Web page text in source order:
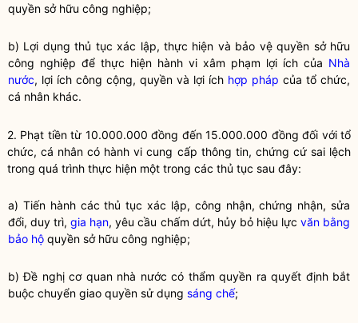
quyền sở hữu công nghiệp;
b) Lợi dụng thủ tục xác lập, thực hiện và bảo vệquyền sở hữu
công nghiệp để thực hiện hành vi xâm phạm lợi ích của Nhà
nước, lợi ích công cộng, quyền và lợi ích hợp pháp của tổ chức,
cá nhân khác.
2. Phạt tiền từ 10.000.000 đồng đến 15.000.000 đồng đối với tổ
chức, cá nhân có hành vi cung cấp thông tin, chứng cứ sai lệch
trong quá trình thực hiện một trong các thủ tục sau đây:
a) Tiến hành các thủ tục xác lập, công nhận, chứng nhận, sửa
đổi, duy trì,gia hạn, yêu cầu chấm dứt, hủy bỏ hiệu lực văn bằng
bảo hộ quyền sở hữu công nghiệp;
b) Đề nghị cơ quan nhà nước có thẩmquyền ra quyết định bắt
buộc chuyển giao quyền sử dụng sáng chế;